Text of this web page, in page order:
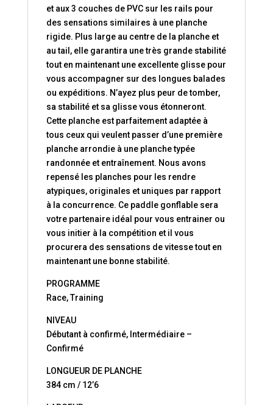
et aux 3 couches de PVC sur les rails pour
des sensations similaires à une planche
rigide. Plus large au centre de la planche et
au tail, elle garantira une très grande stabilité
tout en maintenant une excellente glisse pour
vous accompagner sur des longues balades
ou expéditions. N’ayez plus peur de tomber,
sa stabilité et sa glisse vous étonneront.
Cette planche est parfaitement adaptée à
tous ceux qui veulent passer d’une première
planche arrondie à une planche typée
randonnée et entraînement. Nous avons
repensé les planches pour les rendre
atypiques, originales et uniques par rapport
à la concurrence. Ce paddle gonflable sera
votre partenaire idéal pour vous entrainer ou
vous initier à la compétition et il vous
procurera des sensations de vitesse tout en
maintenant une bonne stabilité.
PROGRAMME
Race, Training
NIVEAU
Débutant à confirmé, Intermédiaire –
Confirmé
LONGUEUR DE PLANCHE
384 cm / 12’6